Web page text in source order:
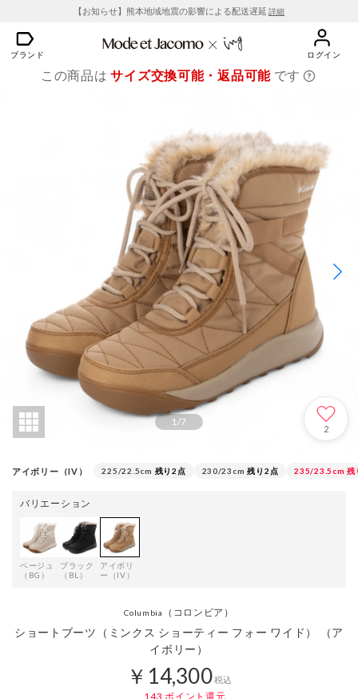
【お知らせ】熊本地域地震の影響による配送遅延 詳細
ブランド ログイン
この商品はサイズ交換可能・返品可能 です
1/7
2
アイボリー（IV） 225/22.5cm 残り2点 230/23cm 残り2点 235/23.5cm 残
バリエーション
ベージュ
（BG）
ブラック
（BL）
アイボリ
ー（IV）
Columbia （コロンビア）
ショートブーツ（ミンクス ショーティー フォー ワイド） （ア
イボリー）
￥14,300税込
143 ポイント還元